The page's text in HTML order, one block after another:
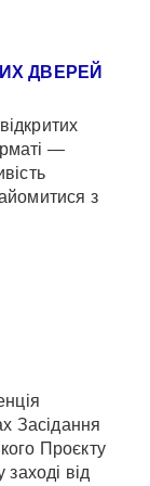
ДВЕРЕЙ
—
з
Засідання
Проєкту
від